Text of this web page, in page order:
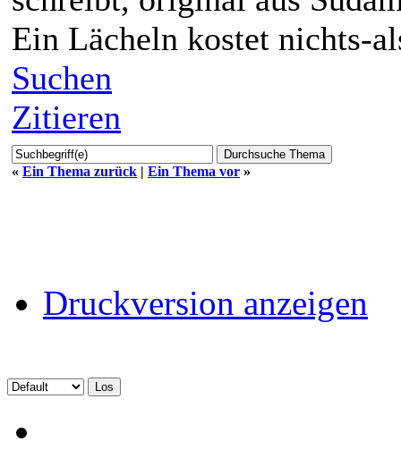
Ein Lächeln kostet nichts-
Suchen
Zitieren
« Ein Thema zurück | Ein Thema vor »
Druckversion anzeigen